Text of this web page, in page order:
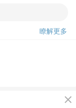
瞭解更多
close